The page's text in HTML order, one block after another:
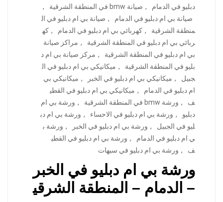
دبليو في الدمام
, صيانة bmw في المنطقة الشرقية
,
صيانة بي ام دبليو في الدمام
, صيانة بي ام دبليو في ال
منطقة الشرقية
, كهربائي بي ام دبليو في الدمام , كه
ربائي بي ام دبليو في المنطقة الشرقية
, مراكز صيانة
بي ام دبليو في المنطقة الشرقية
, مركز صيانة بي ام د
بليو في المنطقة الشرقية
, ميكانيكي بي ام دبليو في ال
جبيل
, ميكانيكي بي ام دبليو في الخبر , ميكانيكي بي
ام دبليو في الدمام
, ميكانيكي بي ام دبليو في القطي
ف
, ورشة bmw في المنطقة الشرقية , ورشة بي ام
دبليو
, ورشة بي ام دبليو في الاحساء , ورشة بي ام دب
ليو في الجبيل
, ورشة بي ام دبليو في الخبر , ورشة ب
ي ام دبليو في الدمام
, ورشة بي ام دبليو في القطي
ف
, ورشة بي ام دبليو في سيهات
ورشة بي ام دبليو في الخبر
– الدمام – المنطقة الشرقي